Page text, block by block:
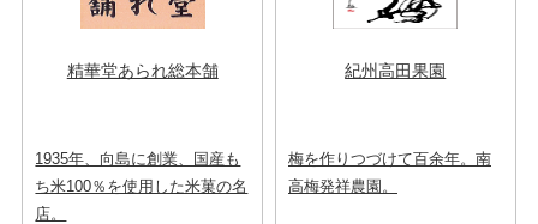
精華堂あられ総本舗
1935年、向島に創業、国産も
ち米100％を使用した米菓の名
店。
紀州高田果園
梅を作りつづけて百余年。南
高梅発祥農園。